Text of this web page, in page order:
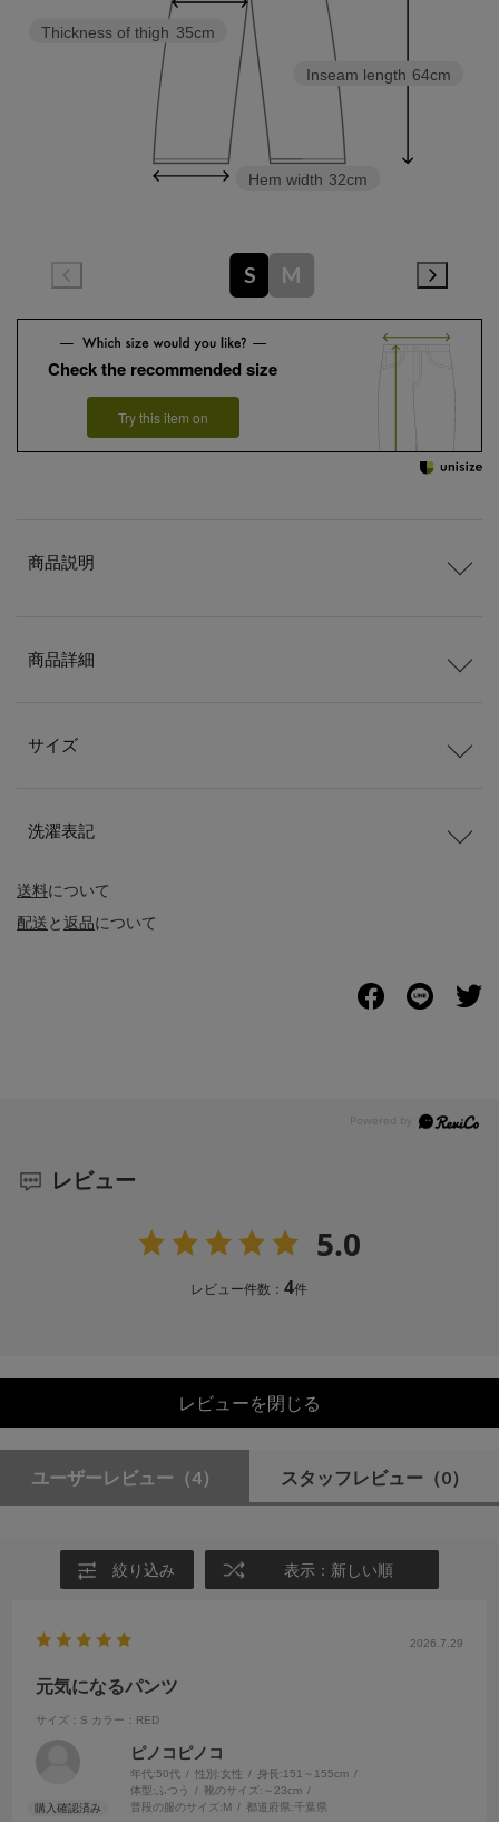
Inseam length 64cm
Hem width 32cm
Thickness of thigh 35cm
S M
Check the recommended size
Try this item on
送料について
配送と返品について
商品説明
商品詳細
サイズ
洗濯表記
レビュー
5.0
レビュー件数：4件
レビューを閉じる
ユーザーレビュー （4） スタッフレビュー （0）
絞り込み 表示：新しい順
2026.7.29
元気になるパンツ
サイズ：S カラー：RED
ピノコピノコ
年代:50代 性別:女性 身長:151～155cm
体型: ふつう 靴のサイズ: ～23cm
普段の服のサイズ:M 都道府県:千葉県